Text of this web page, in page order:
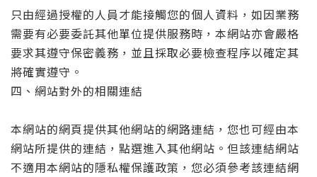
只由經過授權的人員才能接觸您的個人資料，如因業務
需要有必要委託其他單位提供服務時，本網站亦會嚴格
要求其遵守保密義務，並且採取必要檢查程序以確定其
將確實遵守。
四、網站對外的相關連結
本網站的網頁提供其他網站的網路連結，您也可經由本
網站所提供的連結，點選進入其他網站。但該連結網站
不適用本網站的隱私權保護政策，您必須參考該連結網